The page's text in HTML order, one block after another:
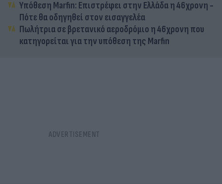
Υπόθεση Marfin: Επιστρέφει στην Ελλάδα η 46χρονη -
Πότε θα οδηγηθεί στον εισαγγελέα
Πωλήτρια σε βρετανικό αεροδρόμιο η 46χρονη που
κατηγορείται για την υπόθεση της Marfin